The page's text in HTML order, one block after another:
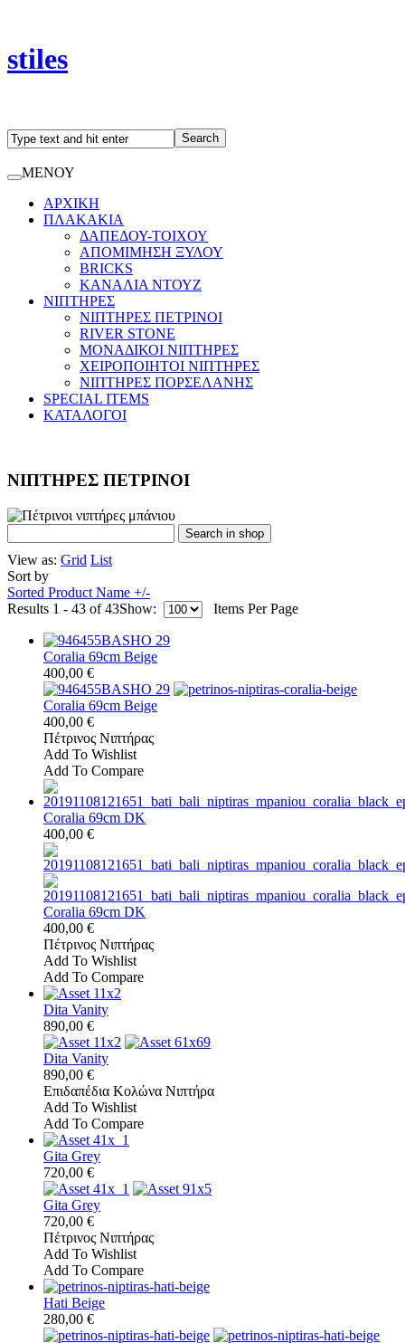
stiles
ΜΕΝΟΥ
ΑΡΧΙΚΗ
ΠΛΑΚΑΚΙΑ
ΔΑΠΕΔΟΥ-ΤΟΙΧΟΥ
ΑΠΟΜΙΜΗΣΗ ΞΥΛΟΥ
BRICKS
ΚΑΝΑΛΙΑ ΝΤΟΥΖ
ΝΙΠΤΗΡΕΣ
ΝΙΠΤΗΡΕΣ ΠΕΤΡΙΝΟΙ
RIVER STONE
ΜΟΝΑΔΙΚΟΙ ΝΙΠΤΗΡΕΣ
ΧΕΙΡΟΠΟΙΗΤΟΙ ΝΙΠΤΗΡΕΣ
ΝΙΠΤΗΡΕΣ ΠΟΡΣΕΛΑΝΗΣ
SPECIAL ITEMS
ΚΑΤΑΛΟΓΟΙ
ΝΙΠΤΗΡΕΣ ΠΕΤΡΙΝΟΙ
View as: Grid List
Sort by
Sorted Product Name +/-
Results 1 - 43 of 43Show: Items Per Page
Coralia 69cm Beige
400,00 €
Coralia 69cm Beige
400,00 €
Πέτρινος Νιπτήρας
Add To Wishlist
Add To Compare
Coralia 69cm DK
400,00 €
Coralia 69cm DK
400,00 €
Πέτρινος Νιπτήρας
Add To Wishlist
Add To Compare
Dita Vanity
890,00 €
Dita Vanity
890,00 €
Επιδαπέδια Κολώνα Νιπτήρα
Add To Wishlist
Add To Compare
Gita Grey
720,00 €
Gita Grey
720,00 €
Πέτρινος Νιπτήρας
Add To Wishlist
Add To Compare
Hati Beige
280,00 €